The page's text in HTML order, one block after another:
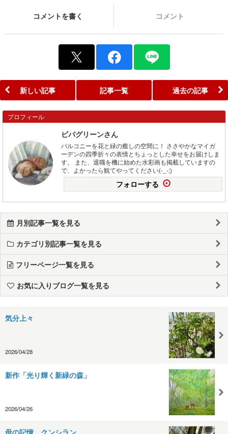
コメントを書く コメント
新しい記事 記事一覧 過去の記事
プロフィール
ビバグリーンさん
バルコニーを花と緑の癒しの空間に！ ささやかなマイガ
ーデンの四季折々の表情とちょっとした幸せをお届けしま
す。 また、退職を機に始めた水彩画も掲載していますの
で、よかったら観てやってください(-_-;)
フォローする
月別記事一覧を見る
カテゴリ別記事一覧を見る
フリーページ一覧を見る
お気に入りブログ一覧を見る
気分上々
2026/04/28
新作「光り輝く新緑の森」
2026/04/26
母の記憶 クンシラン